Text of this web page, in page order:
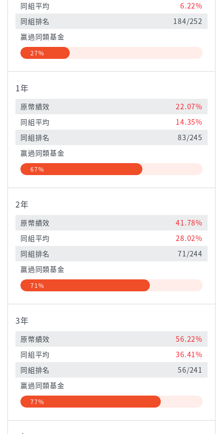
同組平均
6.22%
同組排名
184/252
贏過同類基金
27%
1年
原幣績效
22.07%
同組平均
14.35%
同組排名
83/245
贏過同類基金
67%
2年
原幣績效
41.78%
同組平均
28.02%
同組排名
71/244
贏過同類基金
71%
3年
原幣績效
56.22%
同組平均
36.41%
同組排名
56/241
贏過同類基金
77%